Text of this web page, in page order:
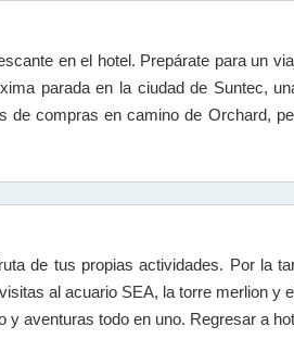
en el hotel. Prepárate para un
parada en la ciudad de Suntec,
de compras en camino de Orchard,
de tus propias actividades. Por la
al acuario SEA, la torre merlion
aventuras todo en uno. Regresar a